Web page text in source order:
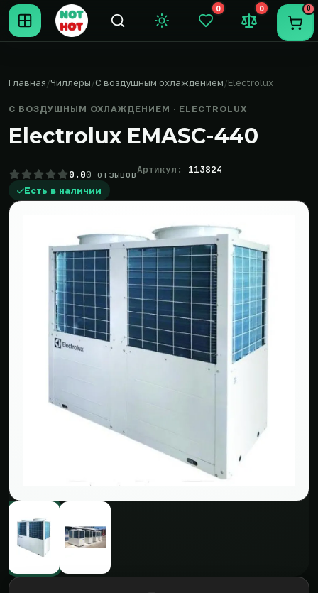
Темная тема
0
Закладки (0)
0
Сравнение
0
Главная Чиллеры С воздушным охлаждением Electrolux
С ВОЗДУШНЫМ ОХЛАЖДЕНИЕМ · ELECTROLUX
Electrolux EMASC-440
0.00 отзывовАртикул: 113824
Есть в наличии